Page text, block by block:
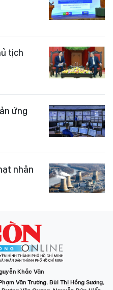
tịch
ứng
nhân
Khắc Văn
Văn Trường, Bùi Thị Hồng Sương,